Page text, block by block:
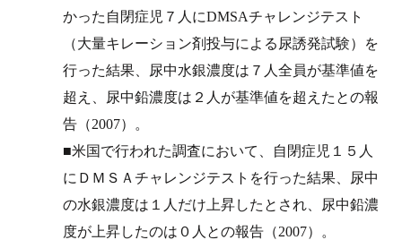
かった自閉症児７人にDMSAチャレンジテスト
（大量キレーション剤投与による尿誘発試験）を
行った結果、尿中水銀濃度は７人全員が基準値を
超え、尿中鉛濃度は２人が基準値を超えたとの報
告（2007）。
■米国で行われた調査において、自閉症児１５人
にＤＭＳＡチャレンジテストを行った結果、尿中
の水銀濃度は１人だけ上昇したとされ、尿中鉛濃
度が上昇したのは０人との報告（2007）。